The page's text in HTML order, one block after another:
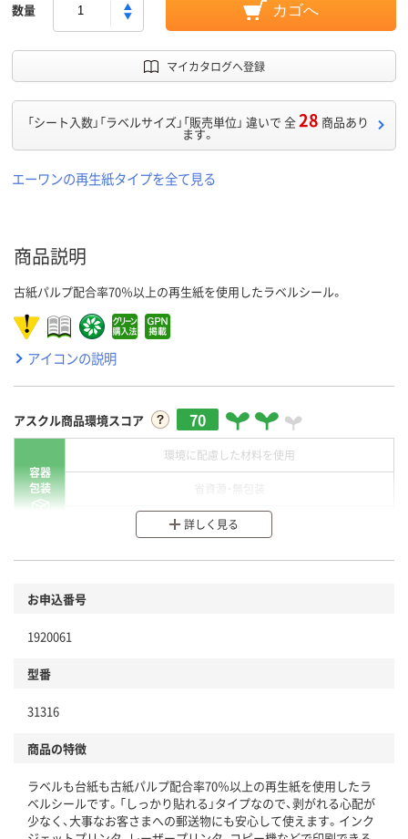
数量 カゴへ
マイカタログへ登録
「シート入数」「ラベルサイズ」「販売単位」 違いで 全28 商品あり
ます。
エーワンの再生紙タイプを全て見る
商品説明
古紙パルプ配合率70％以上の再生紙を使用したラベルシール。
アイコンの説明
アスクル商品環境スコア 70
容器
包装
環境に配慮した材料を使用
分別・リサイクルしやすい設計
本体
仕組
この商品の環境配慮ポイントです。下記商品詳細「
アスクル商品環境スコア詳細／加点項目
」で確認できます。
詳しく見る
お申込番号
1920061
型番
31316
商品の特徴
ラベルも台紙も古紙パルプ配合率70％以上の再生紙を使用したラ
ベルシールです。「しっかり貼れる」タイプなので、剥がれる心配が
少なく、大事なお客さまへの郵送物にも安心して使えます。インク